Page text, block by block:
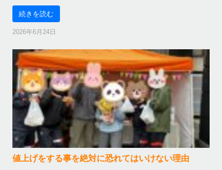
続きを読む
2026年6月24日
値上げをする事を絶対に恐れてはいけない理由